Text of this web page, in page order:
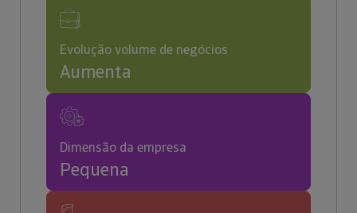
Evolução volume de negócios
Aumenta
Dimensão da empresa
Pequena